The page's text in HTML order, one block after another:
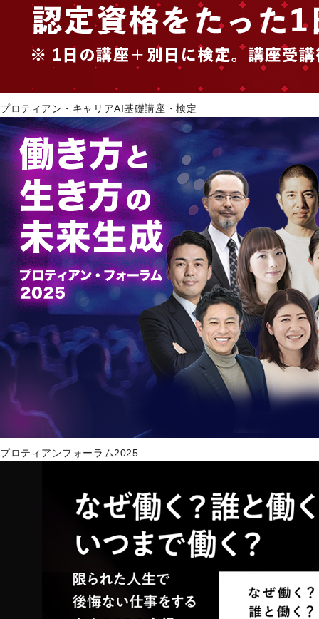
プロティアン・キャリアAI基礎講座・検定
プロティアンフォーラム2025